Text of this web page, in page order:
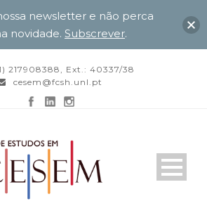
217908388, Ext.: 40337/38
cesem@fcsh.unl.pt
newsletter e não perca
novidade. Subscrever.